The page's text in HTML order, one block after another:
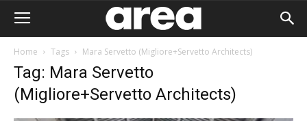
Home Tags Mara Servetto (Migliore+Servetto Architects)
Tag: Mara Servetto
(Migliore+Servetto Architects)